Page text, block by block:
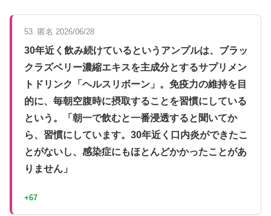
53. 匿名 2026/06/28
30年近く飲み続けているというアンプルは、ブラッ
クラズベリー濃縮エキスを主成分とするサプリメン
トドリンク「ヘルスリボーン」。免疫力の維持を目
的に、毎朝空腹時に摂取することを習慣にしている
という。「朝一で飲むと一番浸透すると聞いてか
ら、習慣にしています。30年近く口内炎ができたこ
とがないし、感染症にもほとんどかかったことがあ
りません」
+67